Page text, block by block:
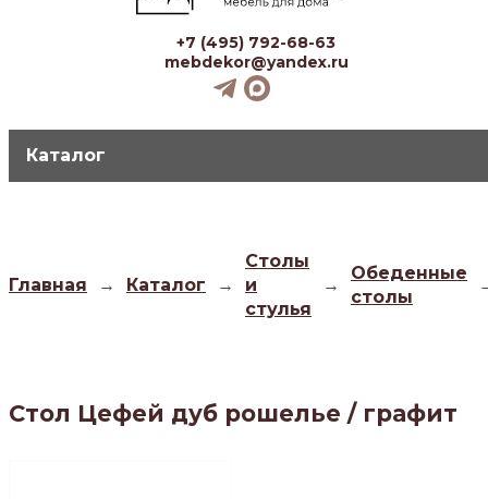
+7 (495) 792-68-63
mebdekor@yandex.ru
Каталог
Главная → Каталог →
Столы
и
стулья
→
Обеденные
столы
Стол Цефей дуб рошелье / графит